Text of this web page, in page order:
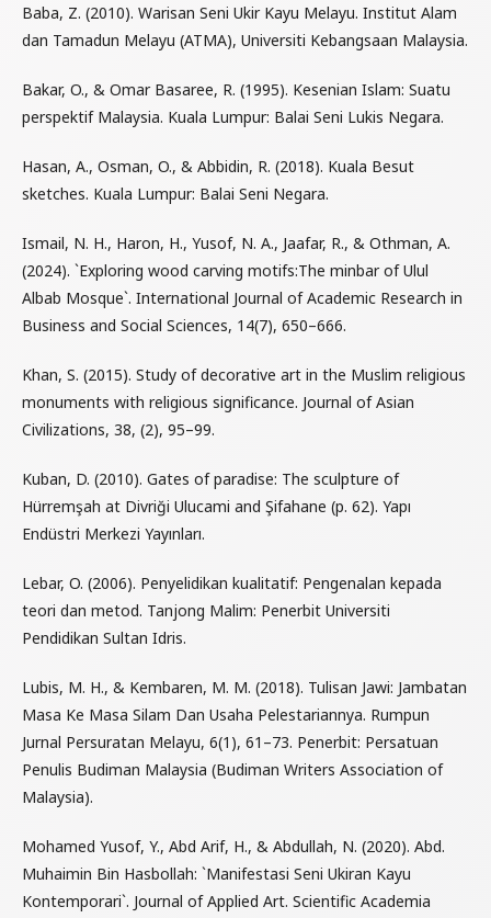
Baba, Z. (2010). Warisan Seni Ukir Kayu Melayu. Institut Alam
dan Tamadun Melayu (ATMA), Universiti Kebangsaan Malaysia.
Bakar, O., & Omar Basaree, R. (1995). Kesenian Islam: Suatu
perspektif Malaysia. Kuala Lumpur: Balai Seni Lukis Negara.
Hasan, A., Osman, O., & Abbidin, R. (2018). Kuala Besut
sketches. Kuala Lumpur: Balai Seni Negara.
Ismail, N. H., Haron, H., Yusof, N. A., Jaafar, R., & Othman, A.
(2024). `Exploring wood carving motifs:The minbar of Ulul
Albab Mosque`. International Journal of Academic Research in
Business and Social Sciences, 14(7), 650–666.
Khan, S. (2015). Study of decorative art in the Muslim religious
monuments with religious significance. Journal of Asian
Civilizations, 38, (2), 95–99.
Kuban, D. (2010). Gates of paradise: The sculpture of
Hürremşah at Divriği Ulucami and Şifahane (p. 62). Yapı
Endüstri Merkezi Yayınları.
Lebar, O. (2006). Penyelidikan kualitatif: Pengenalan kepada
teori dan metod. Tanjong Malim: Penerbit Universiti
Pendidikan Sultan Idris.
Lubis, M. H., & Kembaren, M. M. (2018). Tulisan Jawi: Jambatan
Masa Ke Masa Silam Dan Usaha Pelestariannya. Rumpun
Jurnal Persuratan Melayu, 6(1), 61–73. Penerbit: Persatuan
Penulis Budiman Malaysia (Budiman Writers Association of
Malaysia).
Mohamed Yusof, Y., Abd Arif, H., & Abdullah, N. (2020). Abd.
Muhaimin Bin Hasbollah: `Manifestasi Seni Ukiran Kayu
Kontemporari`. Journal of Applied Art. Scientific Academia